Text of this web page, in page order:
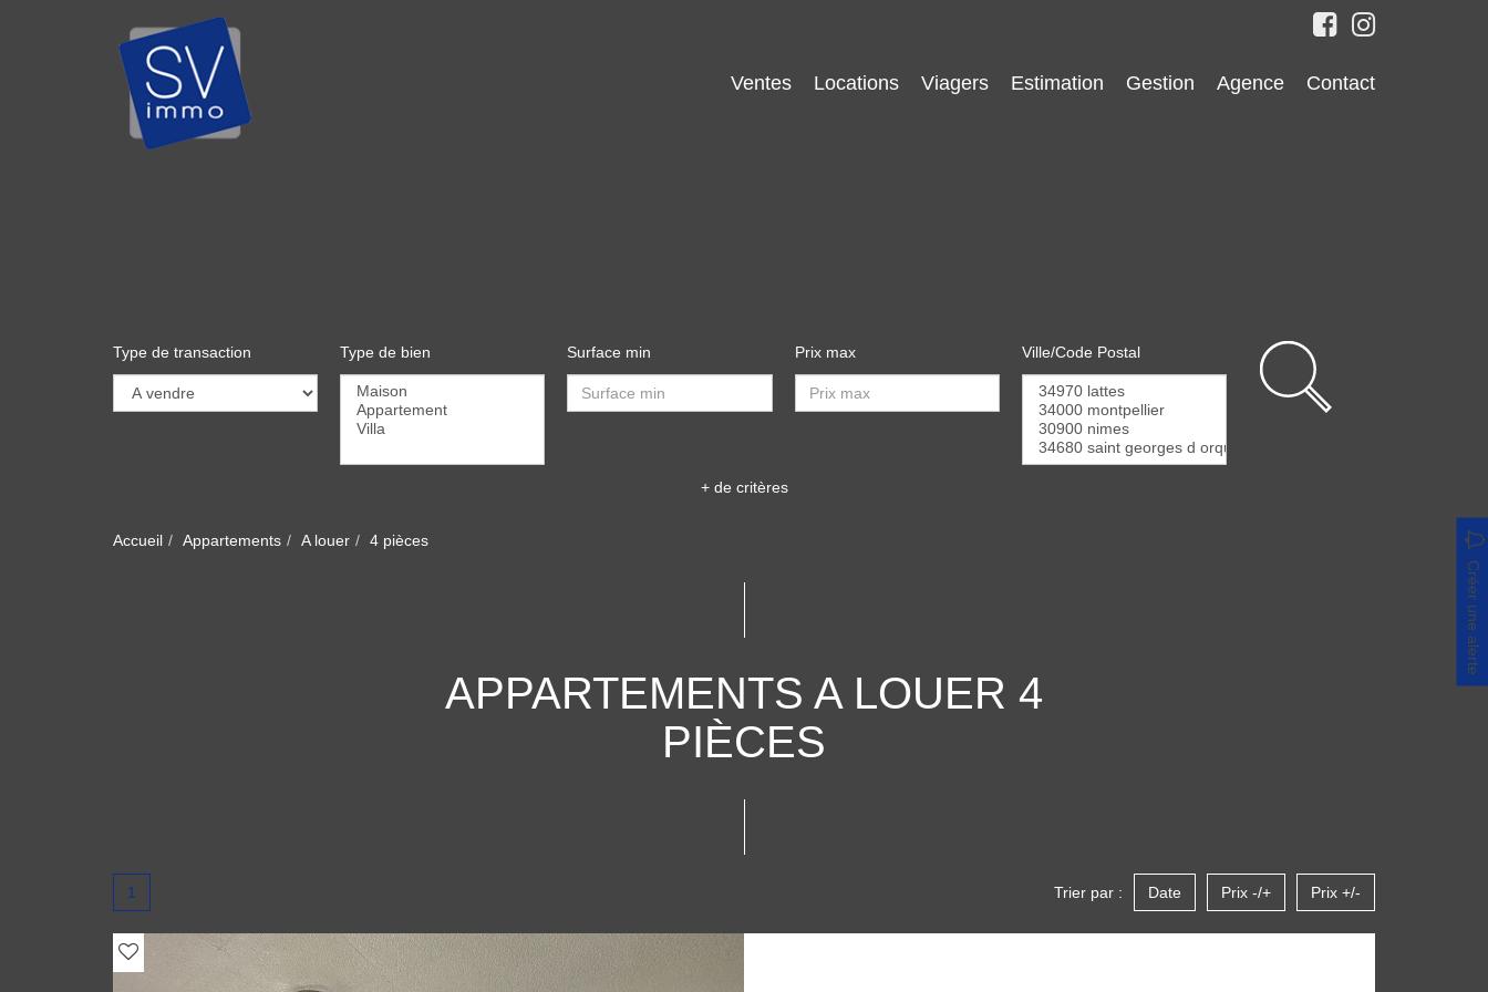
Ventes Locations Viagers Estimation Gestion Agence Contact
Type de transaction Type de bien Surface min Prix max Ville/Code Postal
+ de critères
Accueil Appartements A louer 4 pièces
APPARTEMENTS A LOUER 4
PIÈCES
Créer une alerte
1 Trier par : Date Prix -/+ Prix +/-